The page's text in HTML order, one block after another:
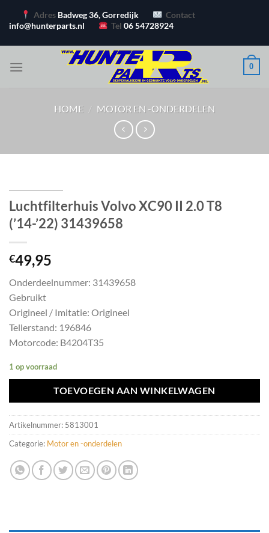
naar
Adres Badweg 36, Gorredijk
Contact
info@hunterparts.nl
Tel06 54728924
0
HOME / MOTOR EN -ONDERDELEN
Luchtfilterhuis Volvo XC90 II 2.0 T8
(’14-’22) 31439658
€49,95
Onderdeelnummer: 31439658
Gebruikt
Origineel / Imitatie: Origineel
Tellerstand: 196846
Motorcode: B4204T35
1 op voorraad
TOEVOEGEN AAN WINKELWAGEN
Artikelnummer: 5813001
Categorie: Motor en -onderdelen